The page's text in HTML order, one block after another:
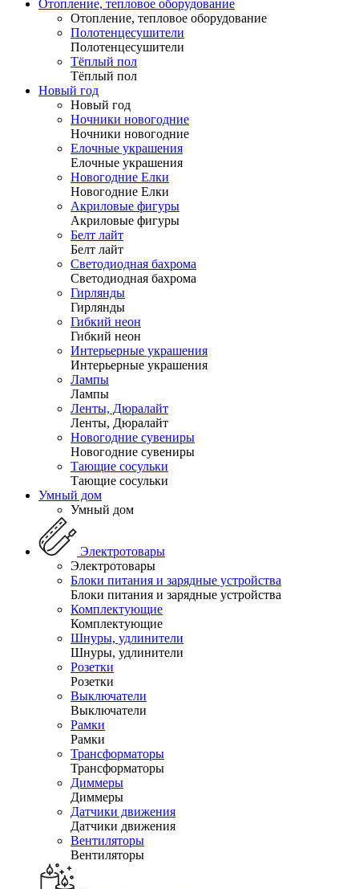
Отопление, тепловое оборудование
Отопление, тепловое оборудование
Полотенцесушители
Полотенцесушители
Тёплый пол
Тёплый пол
Новый год
Новый год
Ночники новогодние
Ночники новогодние
Елочные украшения
Елочные украшения
Новогодние Елки
Новогодние Елки
Акриловые фигуры
Акриловые фигуры
Белт лайт
Белт лайт
Светодиодная бахрома
Светодиодная бахрома
Гирлянды
Гирлянды
Гибкий неон
Гибкий неон
Интерьерные украшения
Интерьерные украшения
Лампы
Лампы
Ленты, Дюралайт
Ленты, Дюралайт
Новогодние сувениры
Новогодние сувениры
Тающие сосульки
Тающие сосульки
Умный дом
Умный дом
Электротовары
Электротовары
Блоки питания и зарядные устройства
Блоки питания и зарядные устройства
Комплектующие
Комплектующие
Шнуры, удлинители
Шнуры, удлинители
Розетки
Розетки
Выключатели
Выключатели
Рамки
Рамки
Трансформаторы
Трансформаторы
Диммеры
Диммеры
Датчики движения
Датчики движения
Вентиляторы
Вентиляторы